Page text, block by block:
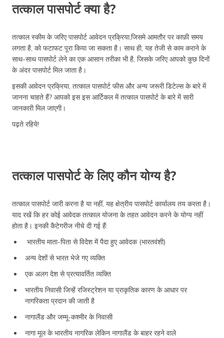
तत्काल पासपोर्ट क्या है?
तत्काल स्कीम के जरिए पासपोर्ट आवेदन प्रक्रिया,जिसमे आमतौर पर काफ़ी समय
लगता है, को फटाफट पूरा किया जा सकता है। साथ ही, यह तेजी से काम कराने के
साथ-साथ पासपोर्ट लेने का एक आसान तरीका भी है, जिसके जरिए आपको कुछ दिनों
के अंदर पासपोर्ट मिल जाता है।
इसकी आवेदन प्रक्रिया, तत्काल पासपोर्ट फीस और अन्य जरूरी डिटेल्स के बारे में
जानना चाहते हैं? आपको इस इस आर्टिकल में तत्काल पासपोर्ट के बारे में सारी
जानकारी मिल जाएगी।
पढ़ते रहिये!
तत्काल पासपोर्ट के लिए कौन योग्य है?
तत्काल पासपोर्ट जारी करना है या नहीं, यह क्षेत्रीय पासपोर्ट कार्यालय तय करता है।
याद रखें कि हर कोई आवेदक तत्काल योजना के तहत आवेदन करने के योग्य नहीं
होता है। इनकी कैटेगरीज नीचे दी गई हैं:
भारतीय माता-पिता से विदेश में पैदा हुए आवेदक (भारतवंशी)
अन्य देशों से भारत भेजे गए व्यक्ति
एक अलग देश से प्रत्यावर्तित व्यक्ति
भारतीय निवासी जिन्हें रजिस्ट्रेशन या प्राकृतिक कारण के आधार पर
नागरिकता प्रदान की जाती है
नागालैंड और जम्मू-कश्मीर के निवासी
नागा मूल के भारतीय नागरिक लेकिन नागालैंड के बाहर रहने वाले